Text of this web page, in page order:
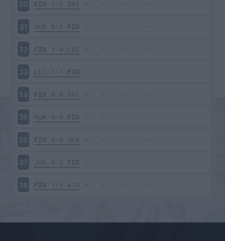
30 FIO 1-1 INT
31 VER 0-1 FIO
32 FIO 1-0 LAZ
33 LEC 1-1 FIO
34 FIO 0-0 SAS
35 ROM 4-0 FIO
36 FIO 0-0 GEN
37 JUV 0-2 FIO
38 FIO 1-1 ATA